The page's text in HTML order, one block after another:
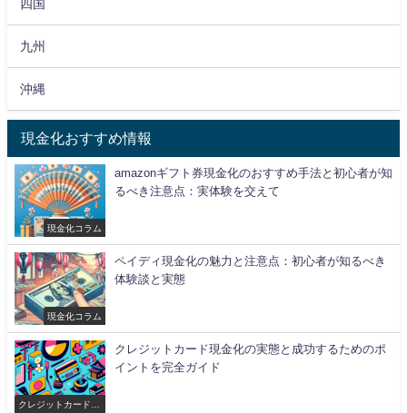
四国
九州
沖縄
現金化おすすめ情報
現金化コラム
amazonギフト券現金化のおすすめ手法と初心者が知
るべき注意点：実体験を交えて
現金化コラム
ペイディ現金化の魅力と注意点：初心者が知るべき
体験談と実態
クレジットカード現
クレジットカード現金化の実態と成功するためのポ
イントを完全ガイド